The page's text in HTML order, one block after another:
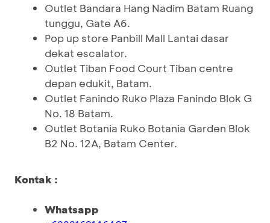
Outlet Bandara Hang Nadim Batam Ruang
tunggu, Gate A6.
Pop up store Panbill Mall Lantai dasar
dekat escalator.
Outlet Tiban Food Court Tiban centre
depan edukit, Batam.
Outlet Fanindo Ruko Plaza Fanindo Blok G
No. 18 Batam.
Outlet Botania Ruko Botania Garden Blok
B2 No. 12A, Batam Center.
Kontak :
Whatsapp